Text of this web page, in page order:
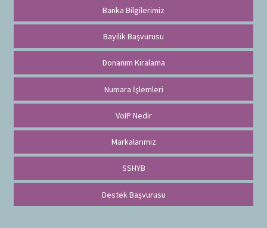
Banka Bilgilerimiz
Bayilik Başvurusu
Donanım Kiralama
Numara İşlemleri
VoIP Nedir
Markalarımız
SSHYB
Destek Başvurusu